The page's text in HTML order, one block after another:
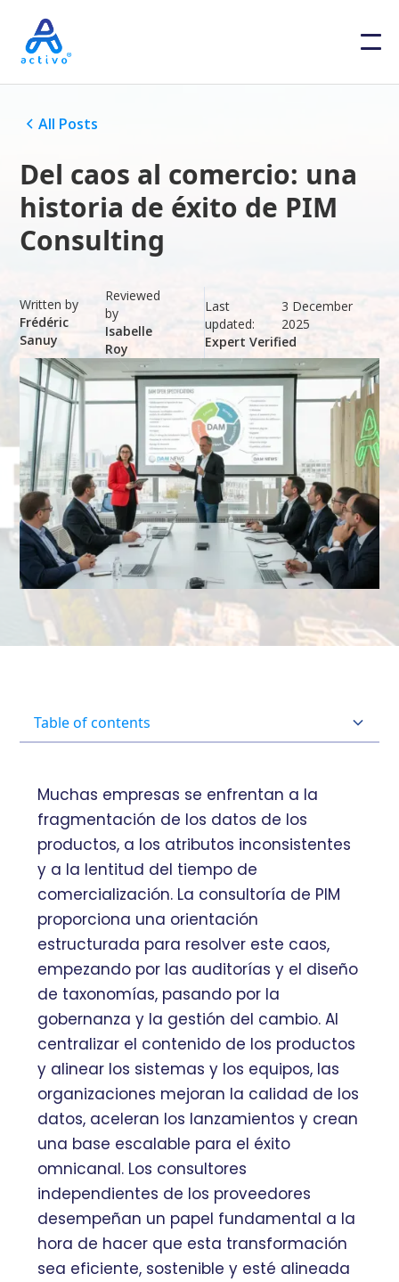
All Posts
Del caos al comercio: una
historia de éxito de PIM
Consulting
Written by
Frédéric
Sanuy
Reviewed
by
Isabelle
Roy
Last
updated:
3 December
2025
Expert Verified
Table of contents
Muchas empresas se enfrentan a la
fragmentación de los datos de los
productos, a los atributos inconsistentes
y a la lentitud del tiempo de
comercialización. La consultoría de PIM
proporciona una orientación
estructurada para resolver este caos,
empezando por las auditorías y el diseño
de taxonomías, pasando por la
gobernanza y la gestión del cambio. Al
centralizar el contenido de los productos
y alinear los sistemas y los equipos, las
organizaciones mejoran la calidad de los
datos, aceleran los lanzamientos y crean
una base escalable para el éxito
omnicanal. Los consultores
independientes de los proveedores
desempeñan un papel fundamental a la
hora de hacer que esta transformación
sea eficiente, sostenible y esté alineada